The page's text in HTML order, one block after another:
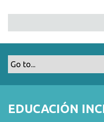
c
EDUCACIÓN